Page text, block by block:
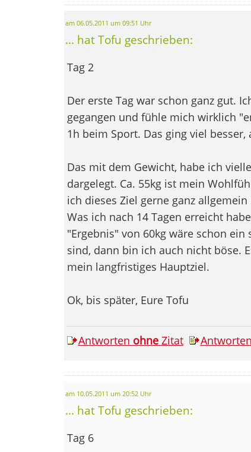
am 06.05.2011 um 09:51 Uhr
... hat Tofu geschrieben:
Tag 2
Der erste Tag war schon ganz gut.
gegangen und fühle mich wirklich
1h beim Sport. Das ging viel besser,
Das mit dem Gewicht, habe ich
dargelegt. Ca. 55kg ist mein
ich dieses Ziel gerne ganz
Was ich nach 14 Tagen erreicht
"Ergebnis" von 60kg wäre schon
sind, dann bin ich auch nicht böse.
mein langfristiges Hauptziel.
Ok, bis später, Eure Tofu
Antworten ohneZitat Antworten
am 10.05.2011 um 20:52 Uhr
... hat Tofu geschrieben:
Tag 6